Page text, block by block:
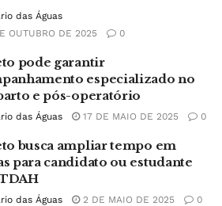
das Águas
OUTUBRO DE 2025
0
pode garantir
especializado no
e pós-operatório
das Águas 17 DE MAIO DE 2025 0
busca ampliar tempo em
para candidato ou estudante
das Águas 2 DE MAIO DE 2025 0